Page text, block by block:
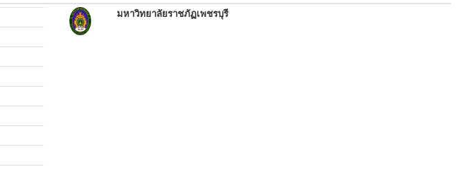
มหาวิทยาลัยราชภัฏเพชรบุรี